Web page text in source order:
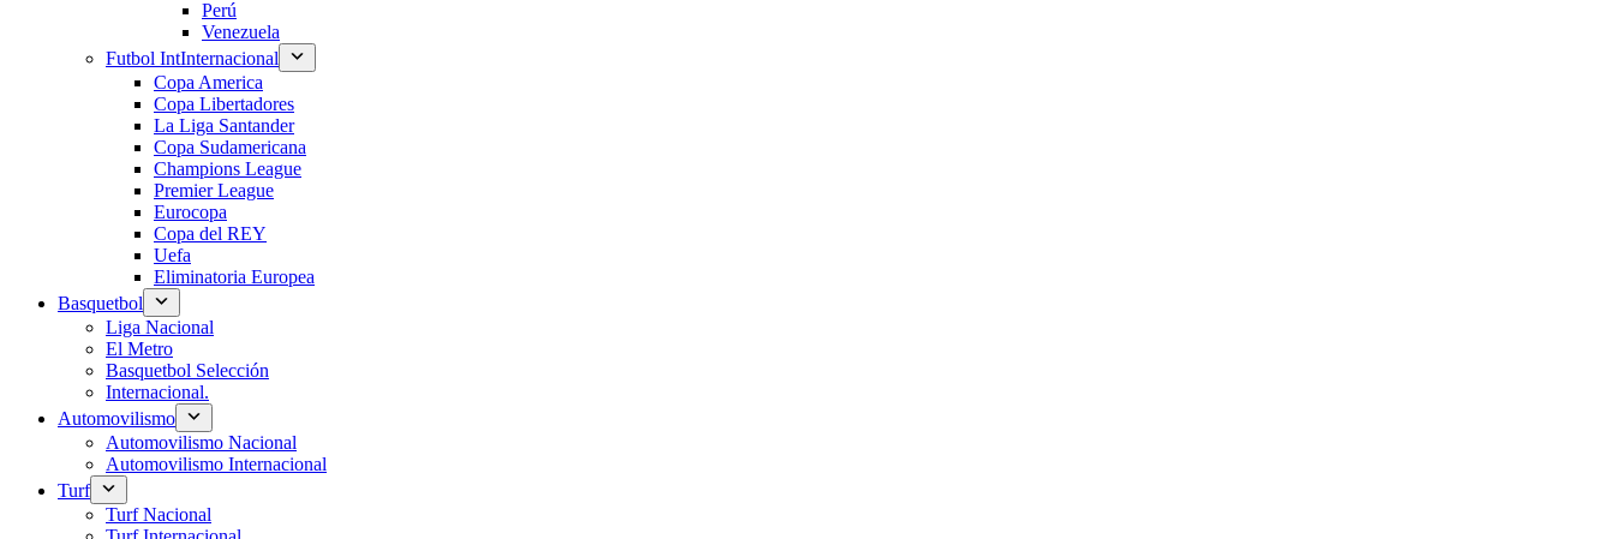
Perú
Venezuela
Futbol IntInternacional
Copa America
Copa Libertadores
La Liga Santander
Copa Sudamericana
Champions League
Premier League
Eurocopa
Copa del REY
Uefa
Eliminatoria Europea
Basquetbol
Liga Nacional
El Metro
Basquetbol Selección
Internacional.
Automovilismo
Automovilismo Nacional
Automovilismo Internacional
Turf
Turf Nacional